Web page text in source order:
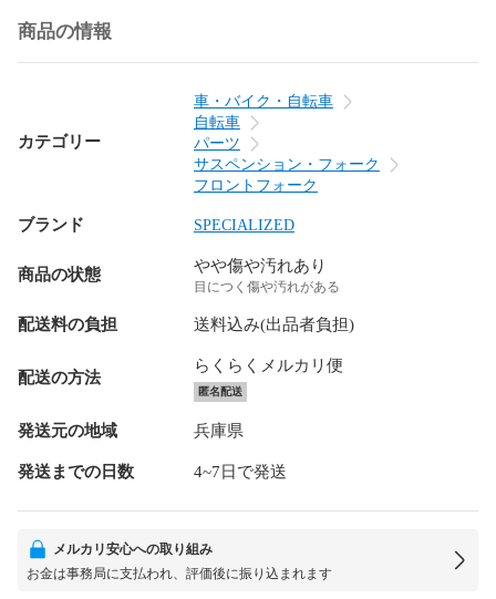
商品の情報
カテゴリー
車・バイク・自転車
自転車
パーツ
サスペンション・フォーク
フロントフォーク
ブランド SPECIALIZED
商品の状態 やや傷や汚れあり
目につく傷や汚れがある
配送料の負担 送料込み(出品者負担)
配送の方法
らくらくメルカリ便
匿名配送
発送元の地域 兵庫県
発送までの日数 4~7日で発送
メルカリ安心への取り組み
お金は事務局に支払われ、評価後に振り込まれます